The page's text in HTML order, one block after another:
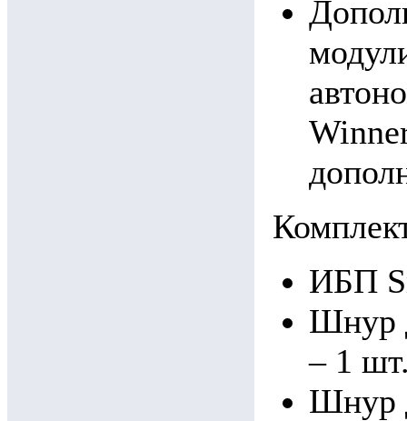
ИБП
Шнур
– 1
Шнур